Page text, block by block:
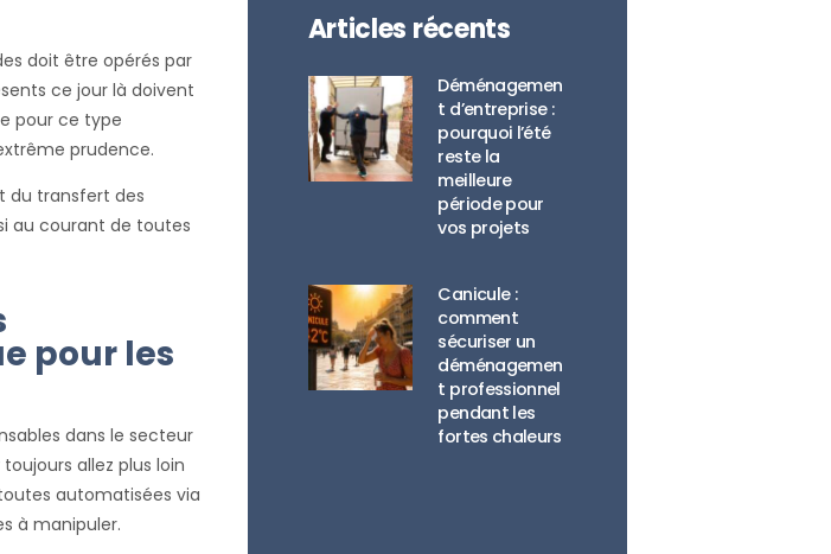
doit être opérés par
ce jour là doivent
pour ce type
prudence.
du transfert des
au courant de toutes
pour les
dans le secteur
allez plus loin
automatisées via
à manipuler.
Articles récents
Déménagemen
t d’entreprise :
pourquoi l’été
reste la
meilleure
période pour
vos projets
Canicule :
comment
sécuriser un
déménagemen
t professionnel
pendant les
fortes chaleurs